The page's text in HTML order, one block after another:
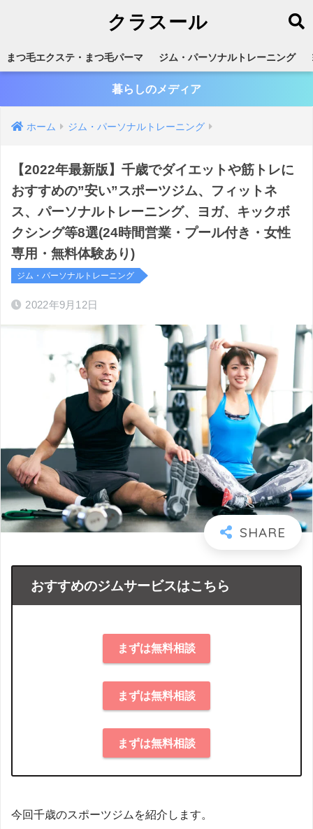
クラスール
まつ毛エクステ・まつ毛パーマ ジム・パーソナルトレーニング
暮らしのメディア
ホーム ジム・パーソナルトレーニング
【2022年最新版】千歳でダイエットや筋トレに
おすすめの”安い”スポーツジム、フィットネ
ス、パーソナルトレーニング、ヨガ、キックボ
クシング等8選(24時間営業・プール付き・女性
専用・無料体験あり)
ジム・パーソナルトレーニング
2022年9月12日
おすすめのジムサービスはこちら
まずは無料相談
まずは無料相談
まずは無料相談
今回千歳のスポーツジムを紹介します。